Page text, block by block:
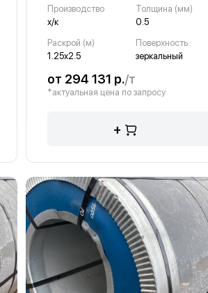
Производство
х/к
Толщина (мм)
0.5
Раскрой (м)
1.25х2.5
Поверхность
зеркальный
от 294 131 р./т
*актуальная цена по запросу
+